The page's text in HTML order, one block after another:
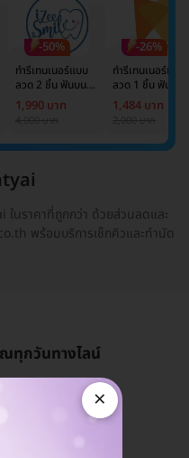
-50%
ทำรีเทนเนอร์แบบ
ลวด 2 ชิ้น ฟันบน
และล่าง
1,990 บาท
-26%
ทำรีเทนเนอร์แบบ
ลวด 1 ชิ้น ฟันบน
หรือล่าง
1,484 บาท
นราคาที่ถูกกว่า ด้วยส่วนลดและ
พร้อมบริการเช็กคิวและทำนัด
ทุกวันทางไลน์
×